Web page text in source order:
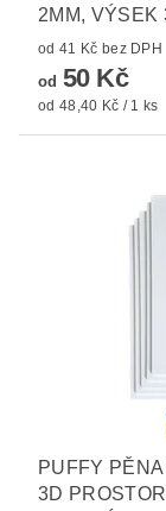
2MM, VÝSEK
od 41 Kč bez DPH
od 50 Kč
od 48,40 Kč / 1 ks
PUFFY
3D